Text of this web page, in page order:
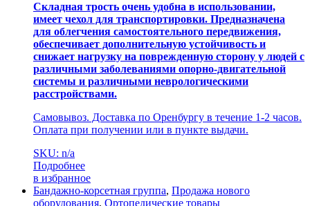
Складная трость очень удобна в использовании,
имеет чехол для транспортировки. Предназначена
для облегчения самостоятельного передвижения,
обеспечивает дополнительную устойчивость и
снижает нагрузку на поврежденную сторону у людей с
различными заболеваниями опорно-двигательной
системы и различными неврологическими
расстройствами.
Самовывоз. Доставка по Оренбургу в течение 1-2 часов.
Оплата при получении или в пункте выдачи.
SKU: n/a
Подробнее
в избранное
Бандажно-корсетная группа, Продажа нового
оборудования, Ортопедические товары